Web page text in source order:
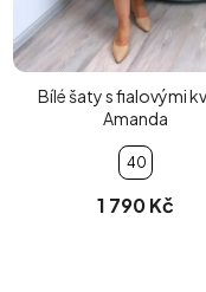
Bílé šaty s fialovými
Amanda
40
1 790 Kč